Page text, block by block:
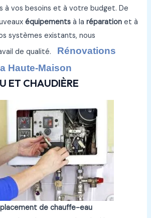
à vos besoins et à votre budget. De
équipements à laréparation et à
systèmes existants, nous
de qualité. Rénovations
Haute-Maison
ET CHAUDIÈRE
de chauffe-eau